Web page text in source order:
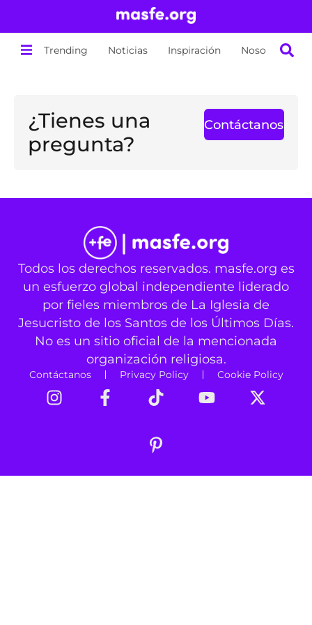
Trending Noticias Inspiración Nosotros
¿Tienes una
pregunta?
Contáctanos
Todos los derechos reservados. masfe.org es
un esfuerzo global independiente liderado
por fieles miembros de La Iglesia de
Jesucristo de los Santos de los Últimos Días.
No es un sitio oficial de la mencionada
organización religiosa.
Contáctanos Privacy Policy Cookie Policy